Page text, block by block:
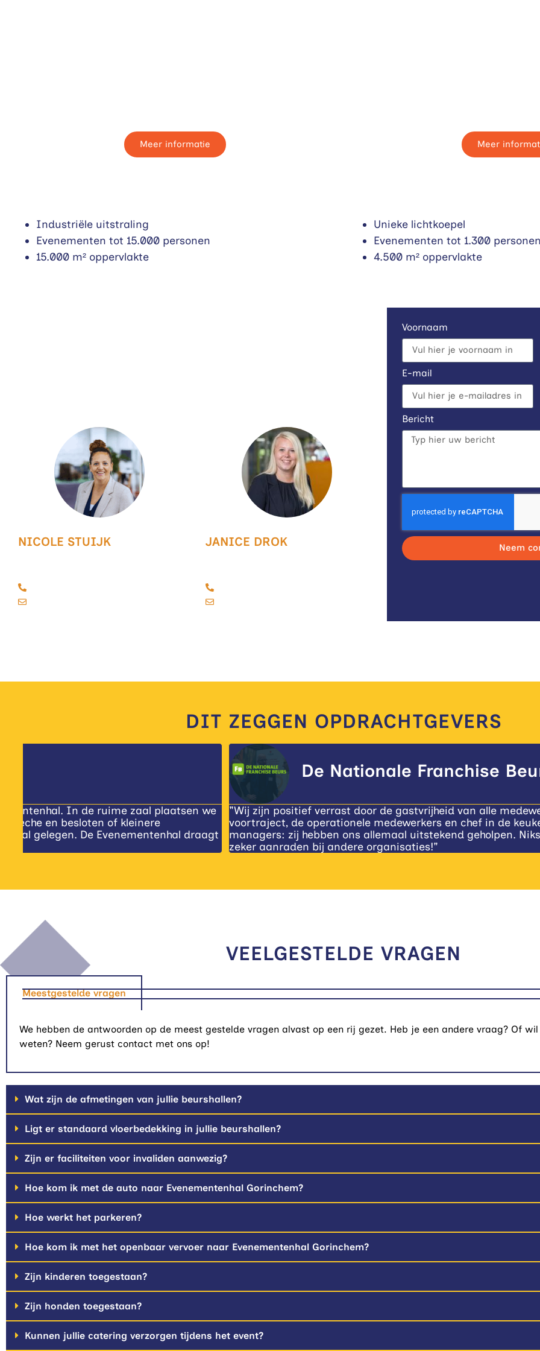
Meer informatie
Industriële uitstraling
Evenementen tot 15.000 personen
15.000 m² oppervlakte
Meer
Unieke lichtkoepel
Evenementen tot 1.300 personen
4.500 m² oppervlakte
NICOLE STUIJK JANICE DROK
Voornaam
E-mail
Bericht
Neem
DIT ZEGGEN OPDRACHTGEVERS
De Nationale Franchise Beurs
"Wij zijn positief verrast door de gastvrijheid van alle medewerkers op deze locatie. De
voortraject, de operationele medewerkers en chef in de keuken tijdens de beursdagen zelf,
managers: zij hebben ons allemaal uitstekend geholpen. Niks was te veel gevraagd. Wij zullen
zeker aanraden bij andere organisaties!"
VEELGESTELDE VRAGEN
Meestgestelde vragen
We hebben de antwoorden op de meest gestelde vragen alvast op een rij gezet. Heb je een andere vraag? Of
weten? Neem gerust contact met ons op!
Wat zijn de afmetingen van jullie beurshallen?
Ligt er standaard vloerbedekking in jullie beurshallen?
Zijn er faciliteiten voor invaliden aanwezig?
Hoe kom ik met de auto naar Evenementenhal Gorinchem?
Hoe werkt het parkeren?
Hoe kom ik met het openbaar vervoer naar Evenementenhal Gorinchem?
Zijn kinderen toegestaan?
Zijn honden toegestaan?
Kunnen jullie catering verzorgen tijdens het event?